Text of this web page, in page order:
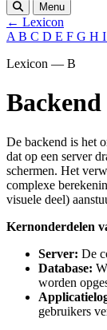
Menu
← Lexicon
A B C D E F G H I
Lexicon — B
Backend
De backend is het
dat op een server
schermen. Het
complexe
visuele deel)
Kernonderdelen
Server: De
Database:
worden
gebruikers